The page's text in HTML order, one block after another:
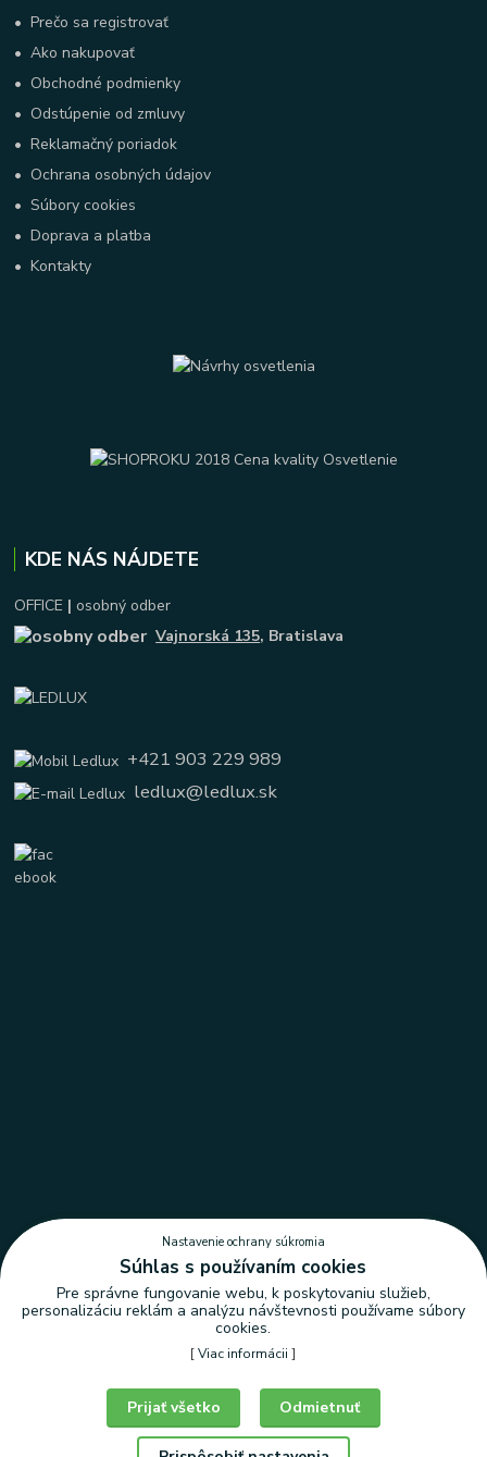
•Prečo sa registrovať
•Ako nakupovať
• Obchodné podmienky
• Odstúpenie od zmluvy
•Reklamačný poriadok
• Ochrana osobných údajov
•Súbory cookies
•Doprava a platba
•Kontakty
KDE NÁS NÁJDETE
OFFICE | osobný odber
Vajnorská 135, Bratislava
+421 903 229 989
ledlux@ledlux.sk
Nastavenie ochrany súkromia
Nastavenie ochrany súkromia
Súhlas s používaním cookies
Pre správne fungovanie webu, k poskytovaniu služieb,
personalizáciu reklám a analýzu návštevnosti používame súbory
cookies.
[Viac informácii ]
Odmietnuť
Prijať všetko